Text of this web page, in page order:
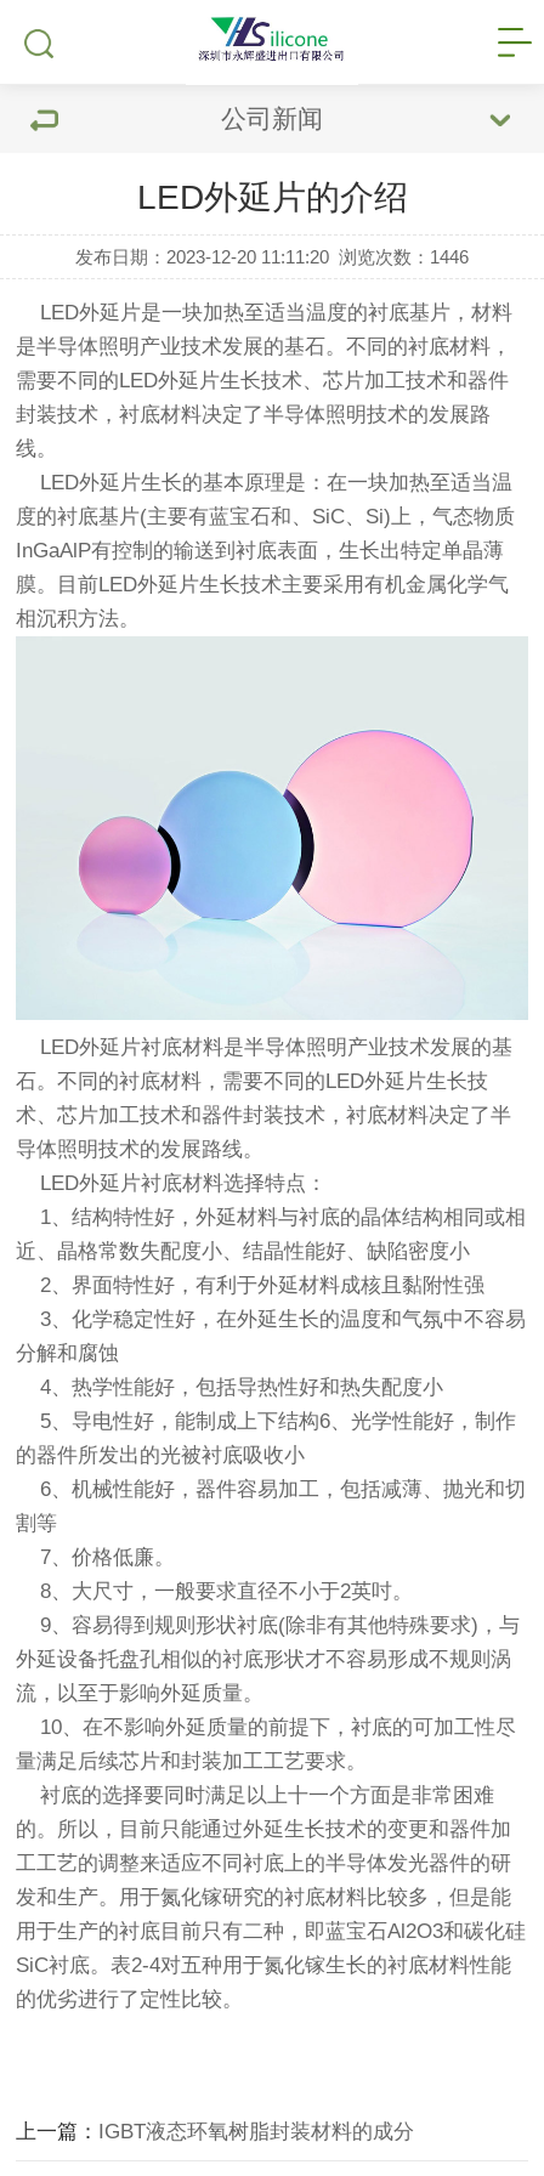
公司新闻
LED外延片的介绍
发布日期：2023-12-20 11:11:20 浏览次数： 1446
LED外延片是一块加热至适当温度的衬底基片，材料
是半导体照明产业技术发展的基石。不同的衬底材料，
需要不同的LED外延片生长技术、芯片加工技术和器件
封装技术，衬底材料决定了半导体照明技术的发展路
线。
LED外延片生长的基本原理是：在一块加热至适当温
度的衬底基片(主要有蓝宝石和、SiC、Si)上，气态物质
InGaAlP有控制的输送到衬底表面，生长出特定单晶薄
膜。目前LED外延片生长技术主要采用有机金属化学气
相沉积方法。
LED外延片衬底材料是半导体照明产业技术发展的基
石。不同的衬底材料，需要不同的LED外延片生长技
术、芯片加工技术和器件封装技术，衬底材料决定了半
导体照明技术的发展路线。
LED外延片衬底材料选择特点：
1、结构特性好，外延材料与衬底的晶体结构相同或相
近、晶格常数失配度小、结晶性能好、缺陷密度小
2、界面特性好，有利于外延材料成核且黏附性强
3、化学稳定性好，在外延生长的温度和气氛中不容易
分解和腐蚀
4、热学性能好，包括导热性好和热失配度小
5、导电性好，能制成上下结构6、光学性能好，制作
的器件所发出的光被衬底吸收小
6、机械性能好，器件容易加工，包括减薄、抛光和切
割等
7、价格低廉。
8、大尺寸，一般要求直径不小于2英吋。
9、容易得到规则形状衬底(除非有其他特殊要求)，与
外延设备托盘孔相似的衬底形状才不容易形成不规则涡
流，以至于影响外延质量。
10、在不影响外延质量的前提下，衬底的可加工性尽
量满足后续芯片和封装加工工艺要求。
衬底的选择要同时满足以上十一个方面是非常困难
的。所以，目前只能通过外延生长技术的变更和器件加
工工艺的调整来适应不同衬底上的半导体发光器件的研
发和生产。用于氮化镓研究的衬底材料比较多，但是能
用于生产的衬底目前只有二种，即蓝宝石Al2O3和碳化硅
SiC衬底。表2-4对五种用于氮化镓生长的衬底材料性能
的优劣进行了定性比较。
上一篇： IGBT液态环氧树脂封装材料的成分